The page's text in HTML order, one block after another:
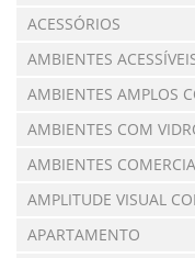
ACESSÓRIOS
AMBIENTES
AMBIENTES AMPLOS
AMBIENTES COM
AMBIENTES
AMPLITUDE VISUAL
APARTAMENTO